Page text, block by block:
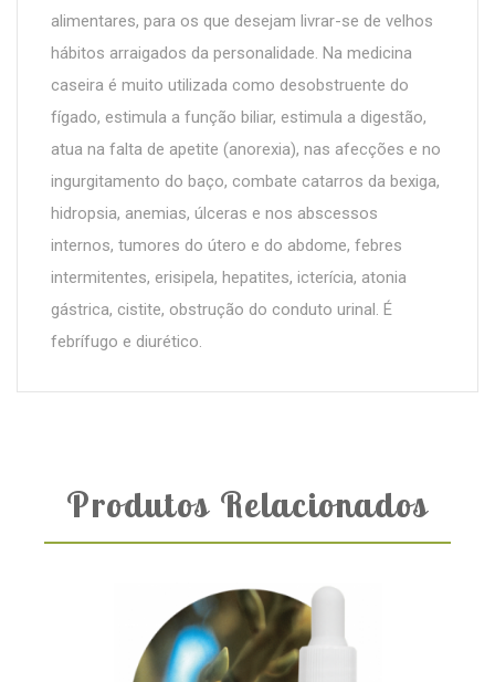
alimentares, para os que desejam livrar-se de velhos
hábitos arraigados da personalidade. Na medicina
caseira é muito utilizada como desobstruente do
fígado, estimula a função biliar, estimula a digestão,
atua na falta de apetite (anorexia), nas afecções e no
ingurgitamento do baço, combate catarros da bexiga,
hidropsia, anemias, úlceras e nos abscessos
internos, tumores do útero e do abdome, febres
intermitentes, erisipela, hepatites, icterícia, atonia
gástrica, cistite, obstrução do conduto urinal. É
febrífugo e diurético.
Produtos Relacionados